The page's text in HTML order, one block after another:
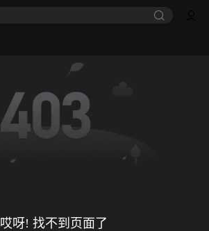
哎呀! 找不到页面了